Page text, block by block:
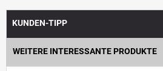
KUNDEN-TIPP
WEITERE INTERESSANTE PRODUKTE